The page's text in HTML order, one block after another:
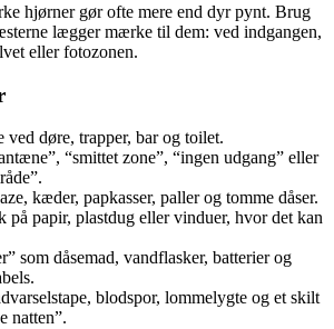
hjørner gør ofte mere end dyr pynt. Brug
lægger mærke til dem: ved indgangen,
eller fotozonen.
døre, trapper, bar og toilet.
“smittet zone”, “ingen udgang” eller
kæder, papkasser, paller og tomme dåser.
på papir, plastdug eller vinduer, hvor det kan
som dåsemad, vandflasker, batterier og
blodspor, lommelygte og et skilt
natten”.